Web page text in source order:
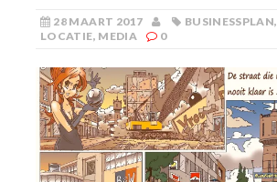
28 MAART 2017 BUSINESSPLAN,
LOCATIE, MEDIA 0